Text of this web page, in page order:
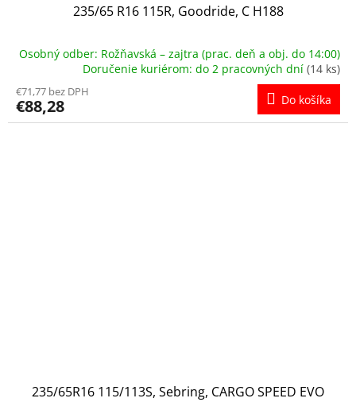
235/65 R16 115R, Goodride, C H188
Osobný odber: Rožňavská – zajtra (prac. deň a obj. do 14:00)
Doručenie kuriérom: do 2 pracovných dní (14 ks)
€71,77 bez DPH
€88,28 Do košíka
235/65R16 115/113S, Sebring, CARGO SPEED EVO